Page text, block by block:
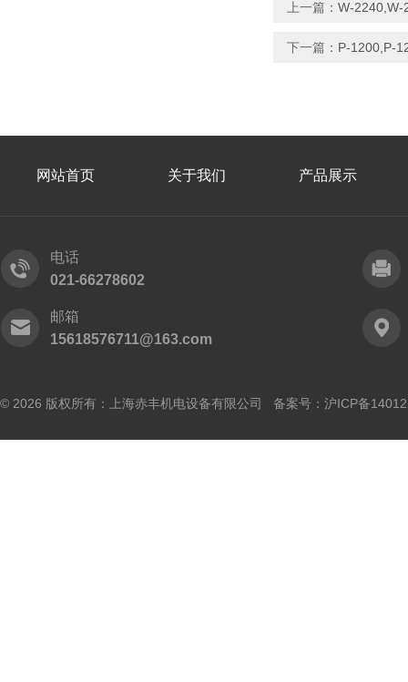
上一篇： W-2240,W-
下一篇： P-1200,P-
网站首页 关于我们 产品展示
电话
021-66278602
邮箱
15618576711@163.com
© 2026 版权所有：上海赤丰机电设备有限公司 备案号： 沪ICP备